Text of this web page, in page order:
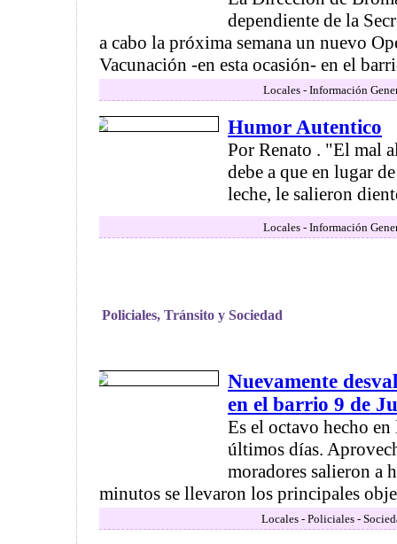
dependiente de la
a cabo la próxima semana un nuevo
Vacunación -en esta ocasión- en el
Locales - Información
Humor Autentico
Por Renato . "El mal
debe a que en lugar
leche, le salieron
Locales - Información
Policiales, Tránsito y Sociedad
Nuevamente
en el barrio 9 de
Es el octavo hecho
últimos días.
moradores salieron a
minutos se llevaron los principales
Locales - Policiales -